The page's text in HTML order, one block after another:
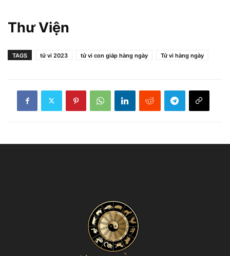
Thư Viện
TAGS tử vi 2023 tử vi con giáp hàng ngày Tử vi hàng ngày